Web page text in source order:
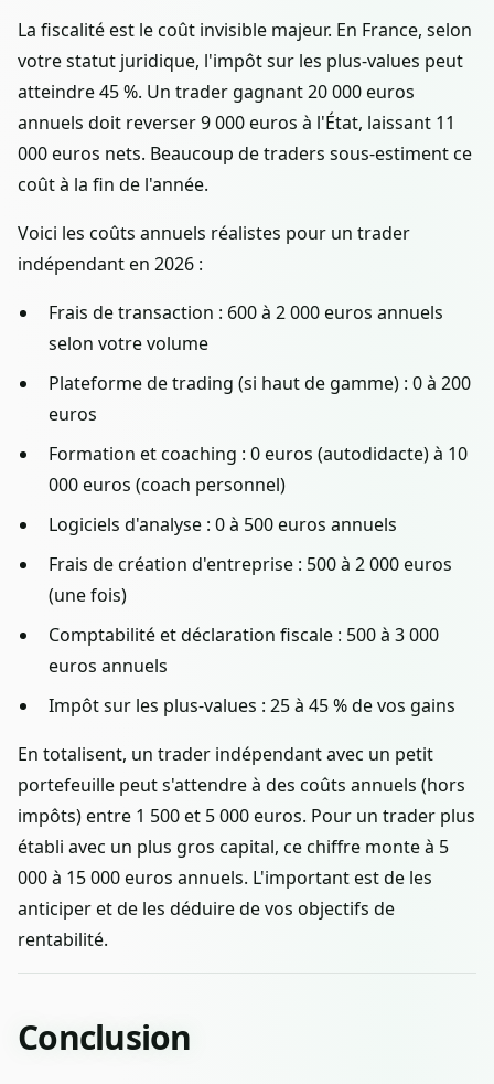
La fiscalité est le coût invisible majeur. En France, selon
votre statut juridique, l'impôt sur les plus-values peut
atteindre 45 %. Un trader gagnant 20 000 euros
annuels doit reverser 9 000 euros à l'État, laissant 11
000 euros nets. Beaucoup de traders sous-estiment ce
coût à la fin de l'année.
Voici les coûts annuels réalistes pour un trader
indépendant en 2026 :
Frais de transaction : 600 à 2 000 euros annuels
selon votre volume
Plateforme de trading (si haut de gamme) : 0 à 200
euros
Formation et coaching : 0 euros (autodidacte) à 10
000 euros (coach personnel)
Logiciels d'analyse : 0 à 500 euros annuels
Frais de création d'entreprise : 500 à 2 000 euros
(une fois)
Comptabilité et déclaration fiscale : 500 à 3 000
euros annuels
Impôt sur les plus-values : 25 à 45 % de vos gains
En totalisent, un trader indépendant avec un petit
portefeuille peut s'attendre à des coûts annuels (hors
impôts) entre 1 500 et 5 000 euros. Pour un trader plus
établi avec un plus gros capital, ce chiffre monte à 5
000 à 15 000 euros annuels. L'important est de les
anticiper et de les déduire de vos objectifs de
rentabilité.
Conclusion